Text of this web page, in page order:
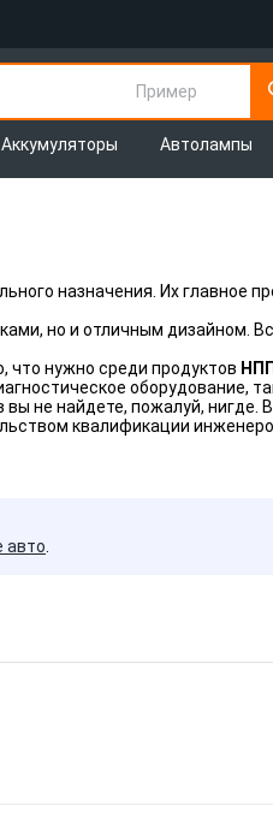
Пример
Аккумуляторы Автолампы
назначения. Их главное
но и отличным дизайном.
что нужно среди продуктов
оборудование,
не найдете, пожалуй,
квалификации
авто